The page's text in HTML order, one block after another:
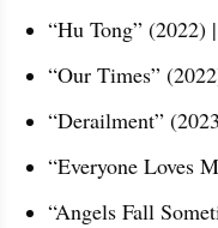
“Hu Tong” (2022)
“Our Times”
“Derailment”
“Everyone Loves
“Angels Fall